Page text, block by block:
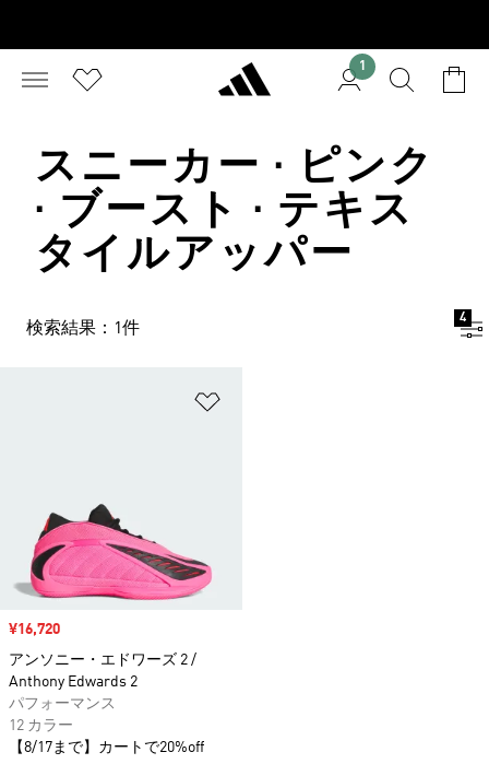
1
スニーカー · ピンク
· ブースト · テキス
タイルアッパー
検索結果：1件
4
セール価格
¥16,720
アンソニー・エドワーズ 2 /
Anthony Edwards 2
パフォーマンス
12 カラー
【8/17まで】カートで20%off